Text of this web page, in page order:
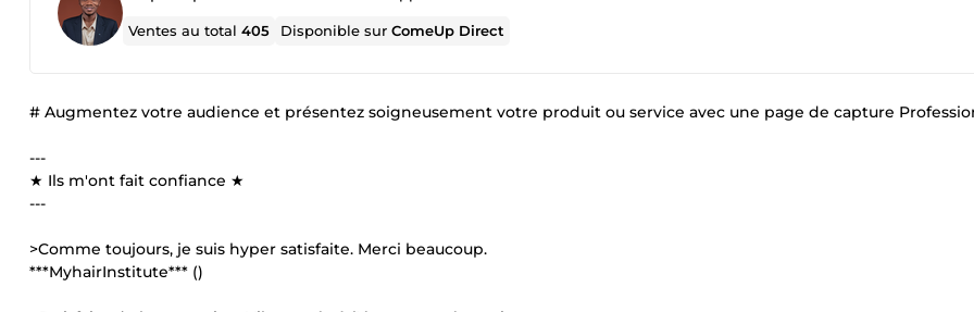
Ventes au total405 Disponible surComeUp Direct
# Augmentez votre audience et présentez soigneusement votre produit ou service avec une page de capture
---
★ Ils m'ont fait confiance ★
---
>Comme toujours, je suis hyper satisfaite. Merci beaucoup.
***MyhairInstitute*** ()